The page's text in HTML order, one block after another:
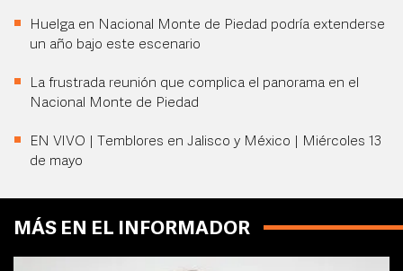
Huelga en Nacional Monte de Piedad podría extenderse
un año bajo este escenario
La frustrada reunión que complica el panorama en el
Nacional Monte de Piedad
EN VIVO | Temblores en Jalisco y México | Miércoles 13
de mayo
MÁS EN EL INFORMADOR